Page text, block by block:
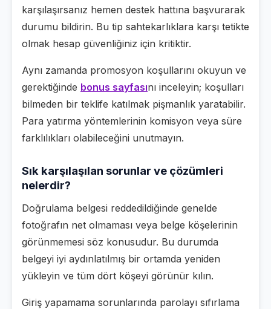
karşılaşırsanız hemen destek hattına başvurarak
durumu bildirin. Bu tip sahtekarlıklara karşı tetikte
olmak hesap güvenliğiniz için kritiktir.
Aynı zamanda promosyon koşullarını okuyun ve
gerektiğinde bonus sayfasını inceleyin; koşulları
bilmeden bir teklife katılmak pişmanlık yaratabilir.
Para yatırma yöntemlerinin komisyon veya süre
farklılıkları olabileceğini unutmayın.
Sık karşılaşılan sorunlar ve çözümleri
nelerdir?
Doğrulama belgesi reddedildiğinde genelde
fotoğrafın net olmaması veya belge köşelerinin
görünmemesi söz konusudur. Bu durumda
belgeyi iyi aydınlatılmış bir ortamda yeniden
yükleyin ve tüm dört köşeyi görünür kılın.
Giriş yapamama sorunlarında parolayı sıfırlama